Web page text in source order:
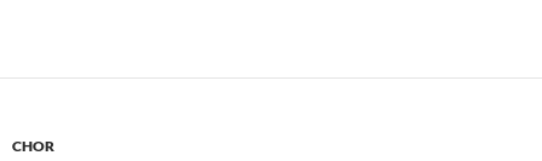
CHOR